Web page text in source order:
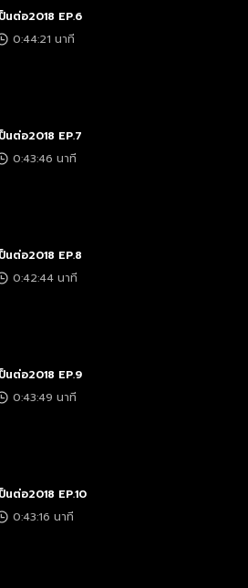
นต่อ2018 EP.6
0:44:21 นาที
นต่อ2018 EP.7
0:43:46 นาที
นต่อ2018 EP.8
0:42:44 นาที
นต่อ2018 EP.9
0:43:49 นาที
นต่อ2018 EP.10
0:43:16 นาที